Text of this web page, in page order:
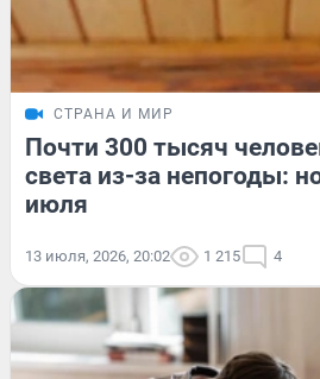
СТРАНА И МИР
Почти 300 тысяч
света из-за непогоды:
июля
13 июля, 2026, 20:02 1 215 4